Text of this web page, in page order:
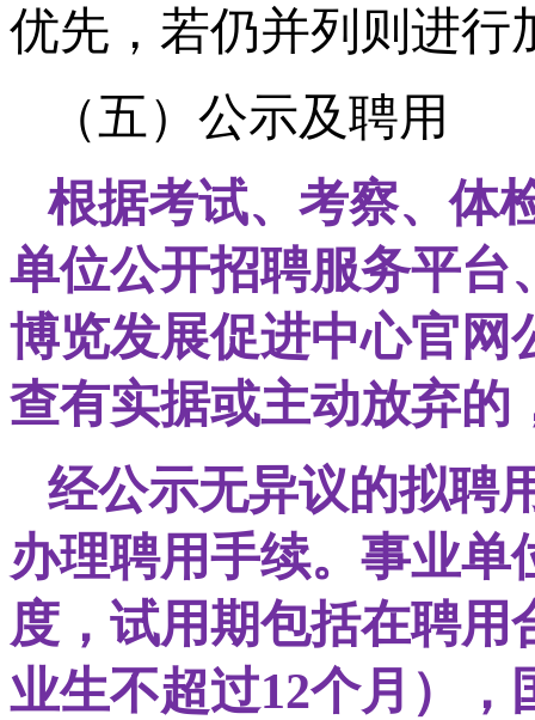
优先，若仍并列则进行
（五）公示及聘用
根据考试、考察、体
单位公开招聘服务平台
博览发展促进中心官网
查有实据或主动放弃的
经公示无异议的拟聘
办理聘用手续。事业
度，试用期包括在聘
业生不超过12个月）